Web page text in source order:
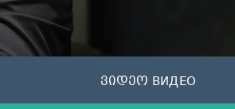
ვიდეო ВИДЕО